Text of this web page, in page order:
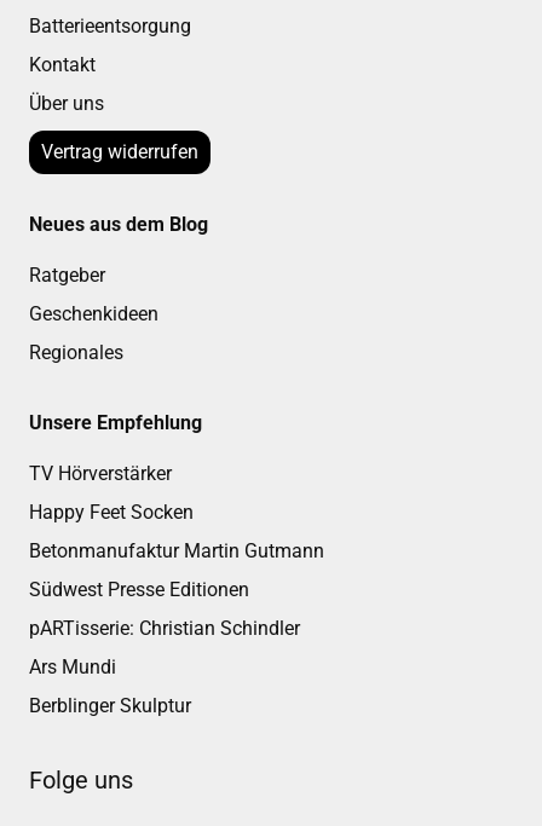
Batterieentsorgung
Kontakt
Über uns
Vertrag widerrufen
Neues aus dem Blog
Ratgeber
Geschenkideen
Regionales
Unsere Empfehlung
TV Hörverstärker
Happy Feet Socken
Betonmanufaktur Martin Gutmann
Südwest Presse Editionen
pARTisserie: Christian Schindler
Ars Mundi
Berblinger Skulptur
Folge uns